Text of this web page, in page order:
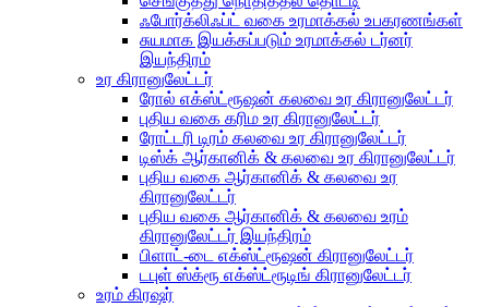
ஃபோர்க்லிஃப்ட் வகை உரமாக்கல் உபகரணங்கள்
சுயமாக இயக்கப்படும் உரமாக்கல் டர்னர்
இயந்திரம்
உர கிரானுலேட்டர்
ரோல் எக்ஸ்ட்ரூஷன் கலவை உர கிரானுலேட்டர்
புதிய வகை கரிம உர கிரானுலேட்டர்
ரோட்டரி டிரம் கலவை உர கிரானுலேட்டர்
டிஸ்க் ஆர்கானிக் & கலவை உர கிரானுலேட்டர்
புதிய வகை ஆர்கானிக் & கலவை உர
கிரானுலேட்டர்
புதிய வகை ஆர்கானிக் & கலவை உரம்
கிரானுலேட்டர் இயந்திரம்
பிளாட்-டை எக்ஸ்ட்ரூஷன் கிரானுலேட்டர்
டபுள் ஸ்க்ரூ எக்ஸ்ட்ரூடிங் கிரானுலேட்டர்
உரம் கிரஷர்